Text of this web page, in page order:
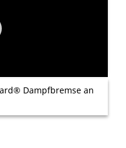
Dampfbremse an